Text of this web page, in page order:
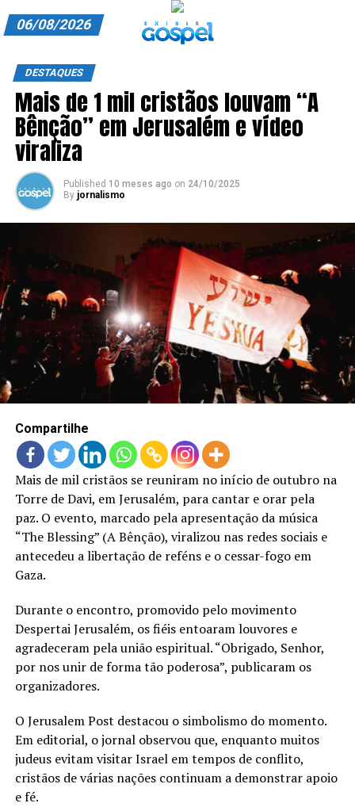
ANUNCIE CONOSCO
ASSINE
CARRINHO
EDITORIAL
EXPEDIENTE
FINALIZAR COMPRA
HOME
LANÇAMENTOS
06/08/2026
DESTAQUES
Mais de 1 mil cristãos louvam “A
Bênção” em Jerusalém e vídeo
viraliza
Published 10 meses ago on 24/10/2025
By jornalismo
Compartilhe
Mais de mil cristãos se reuniram no início de outubro na
Torre de Davi, em Jerusalém, para cantar e orar pela
paz. O evento, marcado pela apresentação da música
“The Blessing” (A Bênção), viralizou nas redes sociais e
antecedeu a libertação de reféns e o cessar-fogo em
Gaza.
Durante o encontro, promovido pelo movimento
Despertai Jerusalém, os fiéis entoaram louvores e
agradeceram pela união espiritual. “Obrigado, Senhor,
por nos unir de forma tão poderosa”, publicaram os
organizadores.
O Jerusalem Post destacou o simbolismo do momento.
Em editorial, o jornal observou que, enquanto muitos
judeus evitam visitar Israel em tempos de conflito,
cristãos de várias nações continuam a demonstrar apoio
e fé.